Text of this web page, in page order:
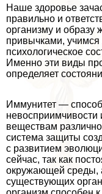
Наше здоровье
правильно и
организму и
привычками, учимся
психологическое
Именно эти виды
определяет
Иммунитет —
веществам
система защиты
с развитием
сейчас, так как
окружающей среды,
существующих